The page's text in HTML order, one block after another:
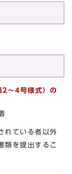
2～4号様式）の
れている者以外
類を提出するこ